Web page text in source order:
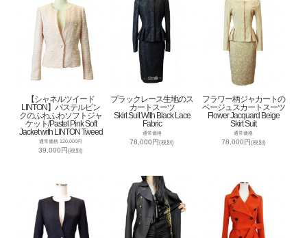
【シャネルツイード
LINTON】パステルピン
クのふわふわソフトジャ
ケット/Pastel Pink Soft
Jacket with LINTON Tweed
通常価格 120,000円
39,000円(税別)
ブラックレース生地のス
カートスーツ
Skirt Suit With Black Lace
Fabric
通常価格
78,000円(税別)
フラワー柄ジャカートの
ベージュスカートスーツ
Flower Jacquard Beige
Skirt Suit
通常価格
78,000円(税別)